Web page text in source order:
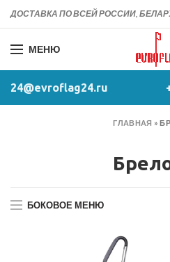
ДОСТАВКА ПО ВСЕЙ РОССИИ,
МЕНЮ
24@evroflag24.ru
ГЛАВНАЯ »
БОКОВОЕ МЕНЮ